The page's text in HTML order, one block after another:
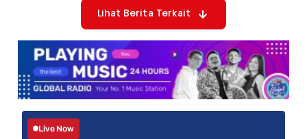
Lihat Berita Terkait
Live Now